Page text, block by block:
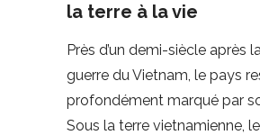
la terre à la vie
Près d’un demi-siècle après
guerre du Vietnam, le pays
profondément marqué par
Sous la terre vietnamienne,